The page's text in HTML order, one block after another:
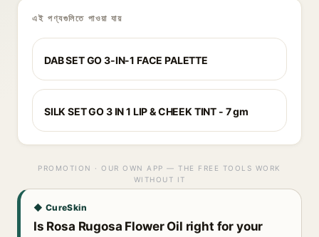
এই পণ্যগুলিতে পাওয়া যায়
DAB SET GO 3-IN-1 FACE PALETTE
SILK SET GO 3 IN 1 LIP & CHEEK TINT - 7 gm
PROMOTION · OUR OWN APP — THE FREE TOOLS WORK
WITHOUT IT
◆ CureSkin
Is Rosa Rugosa Flower Oil right for your